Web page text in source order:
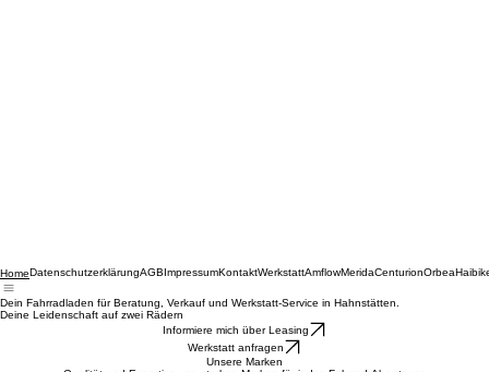
HomeDatenschutzerklärungAGB ImpressumKontaktWerkstattAmflowMeridaCenturion
Dein Fahrradladen für Beratung, Verkauf und Werkstatt-Service in Hahnstätten.
Informiere mich über Leasing